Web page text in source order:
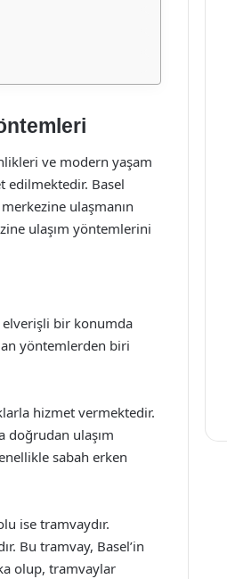
ve modern yaşam
edilmektedir. Basel
ulaşmanın
ulaşım yöntemlerini
elverişli bir konumda
yöntemlerden biri
hizmet vermektedir.
doğrudan ulaşım
sabah erken
ise tramvaydır.
Bu tramvay, Basel’in
olup, tramvaylar